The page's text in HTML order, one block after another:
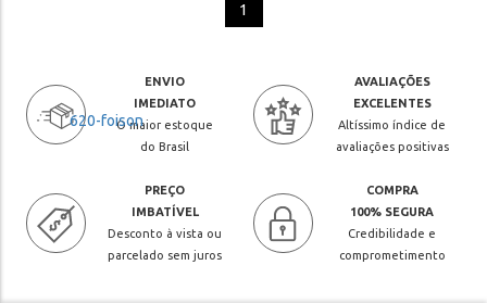
1
ENVIO
IMEDIATO
O maior estoque
do Brasil
AVALIAÇÕES
EXCELENTES
Altíssimo índice de
avaliações positivas
PREÇO
IMBATÍVEL
Desconto à vista ou
parcelado sem juros
COMPRA
100% SEGURA
Credibilidade e
comprometimento